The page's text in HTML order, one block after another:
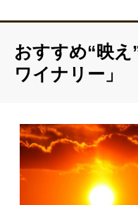
おすすめ“映
ワイナリー」